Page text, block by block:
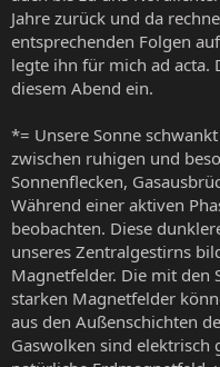
Jahre zurück und da
entsprechenden Folgen
legte ihn für mich ad acta.
diesem Abend ein.
*= Unsere Sonne
zwischen ruhigen und
Sonnenflecken,
Während einer aktiven
beobachten. Diese
unseres Zentralgestirns
Magnetfelder. Die mit den
starken Magnetfelder
aus den Außenschichten
Gaswolken sind elektrisch